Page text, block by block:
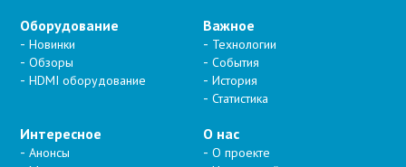
Оборудование
Новинки
Обзоры
HDMI оборудование
Важное
Технологии
События
История
Статистика
Интересное
Анонсы
О нас
О проекте